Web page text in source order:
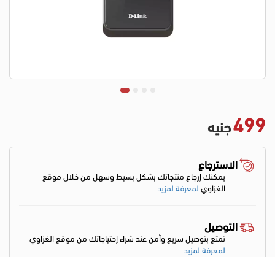
499جنيه
الاسترجاع
يمكنك إرجاع منتجاتك بشكل بسيط وسهل من خلال موقع
الغزاويلمعرفة لمزيد
التوصيل
تمتع بتوصيل سريع وأمن عند شراء إحتياجاتك من موقع الغزاوي
لمعرفة لمزيد